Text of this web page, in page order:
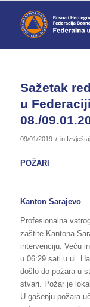
Sažetak
u
08./
09/01/2019 / in
POŽARI
Kanton Sarajevo
Profesionalna
zaštite Kantona
intervenciju. Veću
u 06:29 sati u ul.
došlo do požara u
stvari. Požar je
U gašenju požara